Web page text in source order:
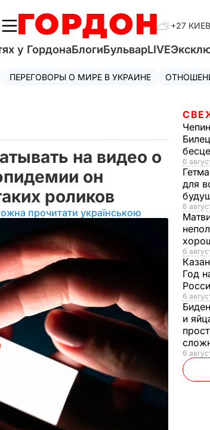
+27 КИЕВ
у ГордонаБлогиБульварLIVE
ПЕРЕГОВОРЫ О МИРЕ В УКРАИНЕ
на видео о
он
роликов
прочитати українською
6
для
6
6
Год
6
и
6